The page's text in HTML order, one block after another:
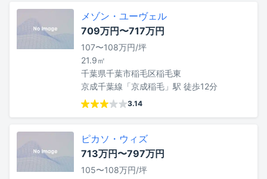
メゾン・ユーヴェル
709万円〜717万円
107〜108万円/坪
21.9㎡
千葉県千葉市稲毛区稲毛東
京成千葉線「京成稲毛」駅 徒歩12分
3.14
ピカソ・ウィズ
713万円〜797万円
105〜108万円/坪